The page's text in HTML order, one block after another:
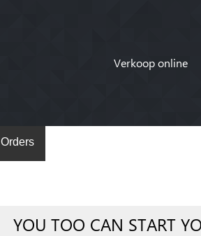
Verkoop online
Orders
YOU TOO CAN START